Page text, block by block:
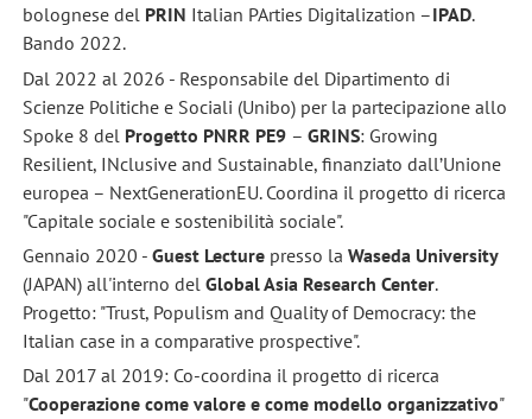
bolognese del PRIN Italian PArties Digitalization –IPAD.
Bando 2022.
Dal 2022 al 2026 - Responsabile del Dipartimento di
Scienze Politiche e Sociali (Unibo) per la partecipazione allo
Spoke 8 del Progetto PNRR PE9 – GRINS: Growing
Resilient, INclusive and Sustainable, finanziato dall’Unione
europea – NextGenerationEU. Coordina il progetto di ricerca
"Capitale sociale e sostenibilità sociale".
Gennaio 2020 - Guest Lecturepresso la Waseda University
(JAPAN) all'interno del Global Asia Research Center.
Progetto: "Trust, Populism and Quality of Democracy: the
Italian case in a comparative prospective".
Dal 2017 al 2019: Co-coordina il progetto di ricerca
"Cooperazione come valore e come modello organizzativo"